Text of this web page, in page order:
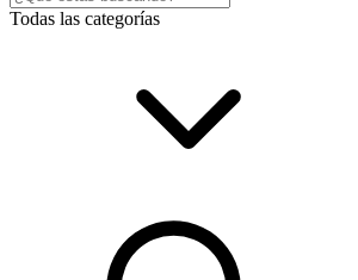
Todas las categorías